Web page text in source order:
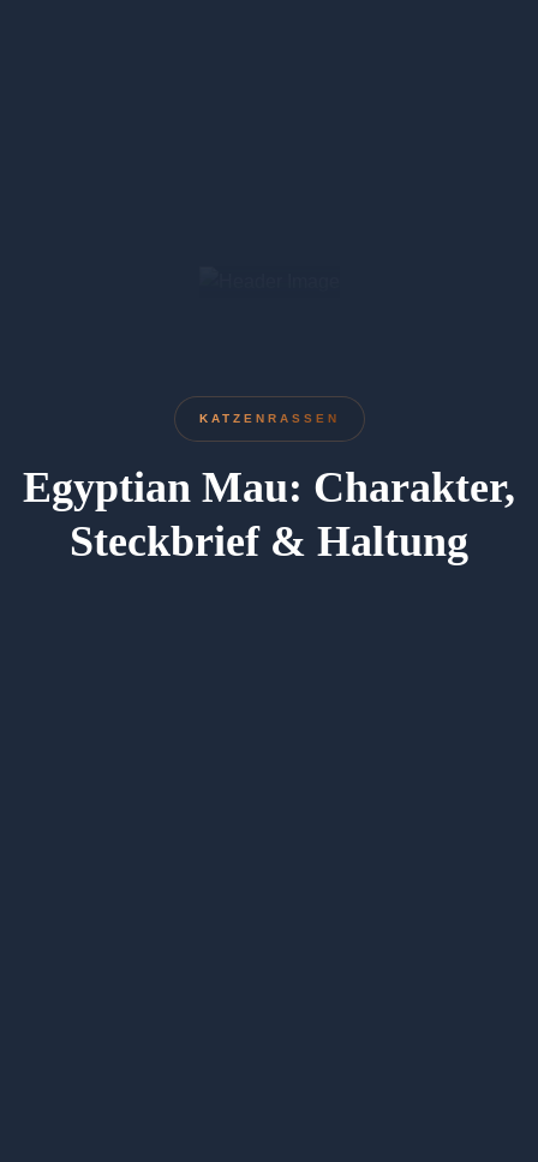
KATZENRASSEN
Egyptian Mau: Charakter,
Steckbrief & Haltung